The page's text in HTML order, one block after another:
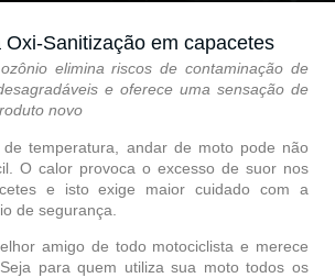
Oxi-Sanitização em capacetes
elimina riscos de contaminação de
e oferece uma sensação de
novo
temperatura, andar de moto pode não
O calor provoca o excesso de suor nos
e isto exige maior cuidado com a
de segurança.
amigo de todo motociclista e merece
para quem utiliza sua moto todos os